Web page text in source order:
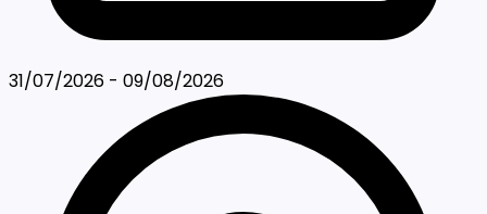
31/07/2026 - 09/08/2026